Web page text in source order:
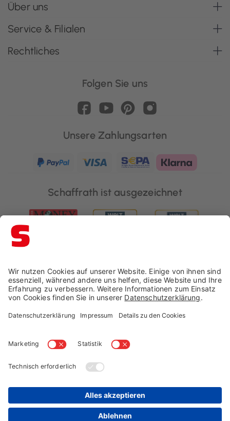
Über uns
Service & Filialen
Rechtliches
Folgen Sie uns
Unsere Zahlungsarten
Schaffrath ist ausgezeichnet